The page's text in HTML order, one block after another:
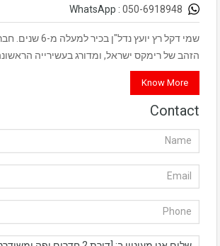
050-6918948
שמי דקל רץ יועץ נדל"ן
הזהב של רימקס ישראל, ומדורג בעשירייה
Know More
Contact